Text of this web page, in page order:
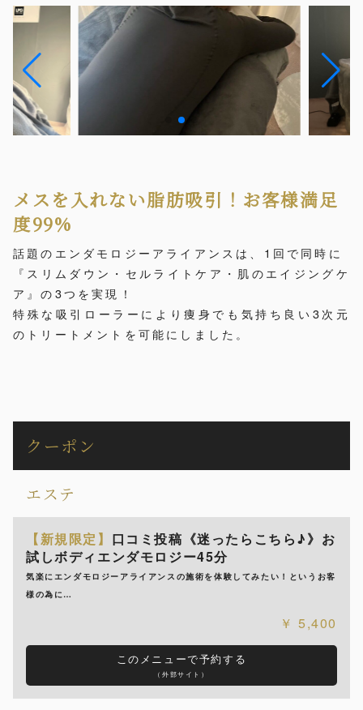
メスを入れない脂肪吸引！お客様満足
度99%
話題のエンダモロジーアライアンスは、1回で同時に
『スリムダウン・セルライトケア・肌のエイジングケ
ア』の3つを実現！
特殊な吸引ローラーにより痩身でも気持ち良い3次元
のトリートメントを可能にしました。
クーポン
エステ
【新規限定】 口コミ投稿《迷ったらこちら♪》お
試しボディエンダモロジー45分
気楽にエンダモロジーアライアンスの施術を体験してみたい！というお客
様の為に…
5,400
このメニューで予約する
（外部サイト）